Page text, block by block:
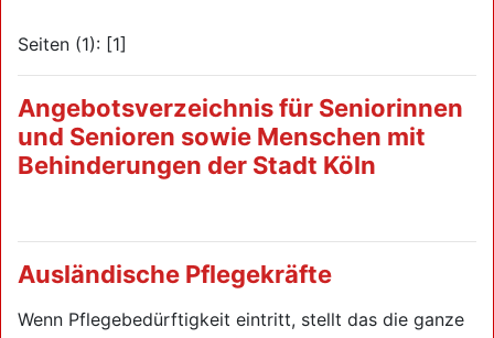
Seiten (1): [1]
Angebotsverzeichnis für Seniorinnen
und Senioren sowie Menschen mit
Behinderungen der Stadt Köln
Ausländische Pflegekräfte
Wenn Pflegebedürftigkeit eintritt, stellt das die ganze